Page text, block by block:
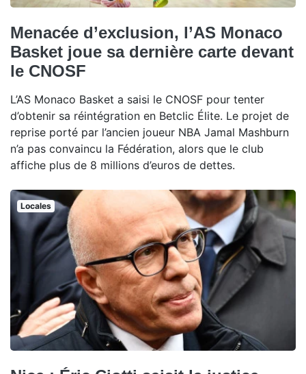
Menacée d’exclusion, l’AS Monaco
Basket joue sa dernière carte devant
le CNOSF
L’AS Monaco Basket a saisi le CNOSF pour tenter
d’obtenir sa réintégration en Betclic Élite. Le projet de
reprise porté par l’ancien joueur NBA Jamal Mashburn
n’a pas convaincu la Fédération, alors que le club
affiche plus de 8 millions d’euros de dettes.
Locales